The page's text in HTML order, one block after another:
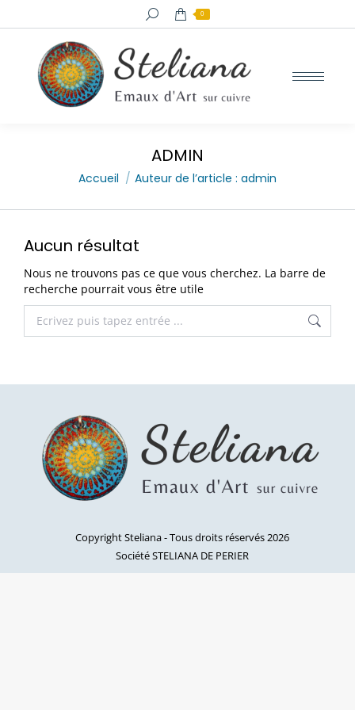
Recherche
:
0
ADMIN
Vous êtes ici :
Accueil Auteur de l’article : admin
Aucun résultat
Nous ne trouvons pas ce que vous cherchez. La barre de
recherche pourrait vous être utile
Copyright Steliana - Tous droits réservés 2026
Société STELIANA DE PERIER